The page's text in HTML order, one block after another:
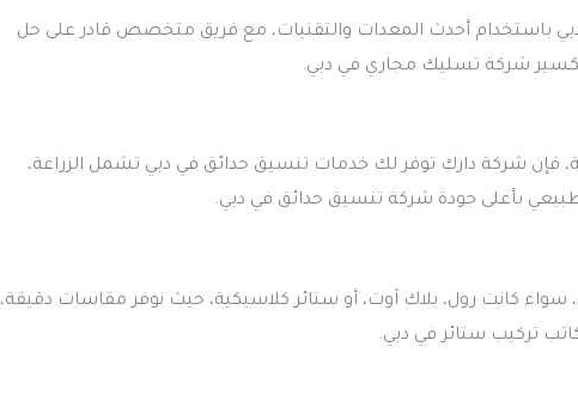
باستخدام أحدث المعدات والتقنيات، مع فريق متخصص قادر على حل
شركة تسليك مجاري في دبي.
فإن شركة دارك توفر لك خدمات تنسيق حدائق في دبي تشمل الزراعة،
بأعلى جودة شركة تنسيق حدائق في دبي.
كانت رول، بلاك آوت، أو ستائر كلاسيكية، حيث نوفر مقاسات دقيقة،
تركيب ستائر في دبي.